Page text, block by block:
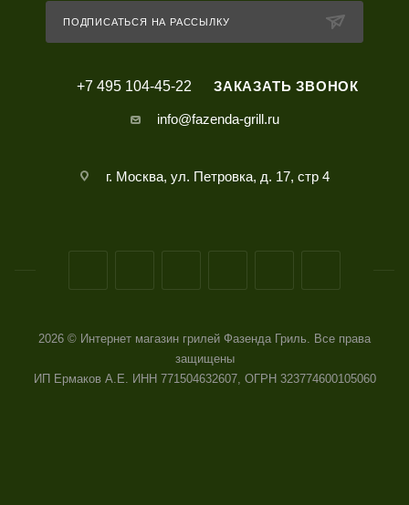
ПОДПИСАТЬСЯ НА РАССЫЛКУ
+7 495 104-45-22 ЗАКАЗАТЬ ЗВОНОК
info@fazenda-grill.ru
г. Москва, ул. Петровка, д. 17, стр 4
2026 © Интернет магазин грилей Фазенда Гриль. Все права
защищены
ИП Ермаков А.Е. ИНН 771504632607, ОГРН 323774600105060